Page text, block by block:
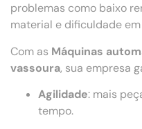
problemas como baixo
material e dificuldade
Com as Máquinas
vassoura, sua empresa
Agilidade: mais
tempo.